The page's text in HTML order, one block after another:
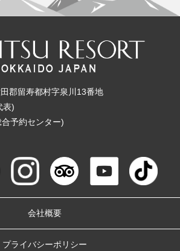
郡留寿都村字泉川13番地
表)
予約センター)
会社概要
プライバシーポリシー